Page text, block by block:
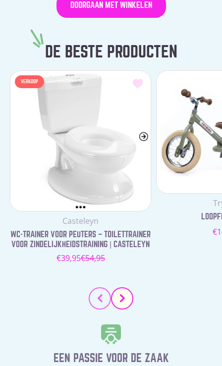
DOORGAAN MET WINKELEN
DE BESTE PRODUCTEN
VERKOOP
Leverancier:
Casteleyn
WC-TRAINER VOOR PEUTERS – TOILETTRAINER
VOOR ZINDELIJKHEIDSTRAINING | CASTELEYN
Verkoopprijs
€39,95Normale
€54,95
EEN PASSIE VOOR DE ZAAK